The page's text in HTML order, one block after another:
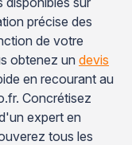
précise des
de votre
obtenez un devis
en recourant au
Concrétisez
expert en
tous les